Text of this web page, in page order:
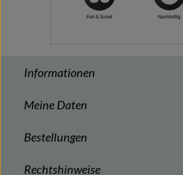
Informationen
Meine Daten
Bestellungen
Rechtshinweise